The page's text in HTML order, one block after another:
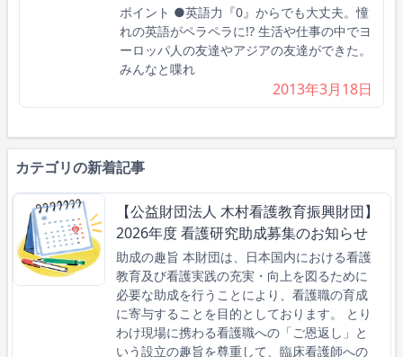
ポイント ●英語力『0』からでも大丈夫。憧
れの英語がペラペラに!? 生活や仕事の中でヨ
ーロッパ人の友達やアジアの友達ができた。
みんなと喋れ
2013年3月18日
カテゴリの新着記事
【公益財団法人 木村看護教育振興財団】
2026年度 看護研究助成募集のお知らせ
助成の趣旨 本財団は、日本国内における看護
教育及び看護実践の充実・向上を図るために
必要な助成を行うことにより、看護職の育成
に寄与することを目的としております。 とり
わけ現場に携わる看護職への「ご恩返し」と
いう設立の趣旨を尊重して、臨床看護師への